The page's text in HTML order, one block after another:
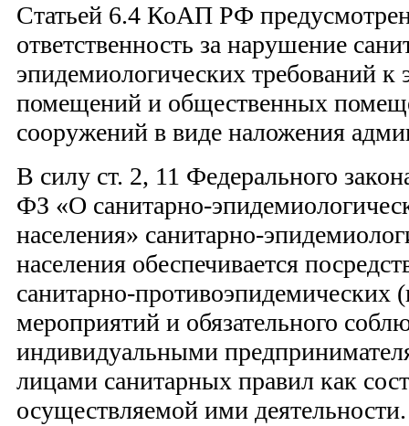
Статьей 6.4 КоАП РФ
ответственность за нарушение
эпидемиологических требований
помещений и общественных
сооружений в виде наложения
В силу ст. 2, 11 Федерального
ФЗ «О санитарно-
населения» санитарно-
населения обеспечивается
санитарно-противоэпидемических
мероприятий и обязательного
индивидуальными
лицами санитарных правил как
осуществляемой ими деятельности.